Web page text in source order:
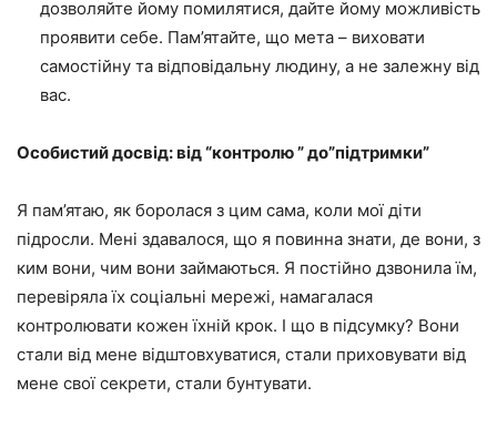
дозволяйте йому помилятися, дайте йому можливість
проявити себе. Пам’ятайте, що мета – виховати
самостійну та відповідальну людину, а не залежну від
вас.
Особистий досвід: від “контролю ” до”підтримки”
Я пам’ятаю, як боролася з цим сама, коли мої діти
підросли. Мені здавалося, що я повинна знати, де вони, з
ким вони, чим вони займаються. Я постійно дзвонила їм,
перевіряла їх соціальні мережі, намагалася
контролювати кожен їхній крок. І що в підсумку? Вони
стали від мене відштовхуватися, стали приховувати від
мене свої секрети, стали бунтувати.